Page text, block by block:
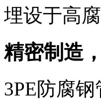
埋设于高
精密制造
3PE防腐